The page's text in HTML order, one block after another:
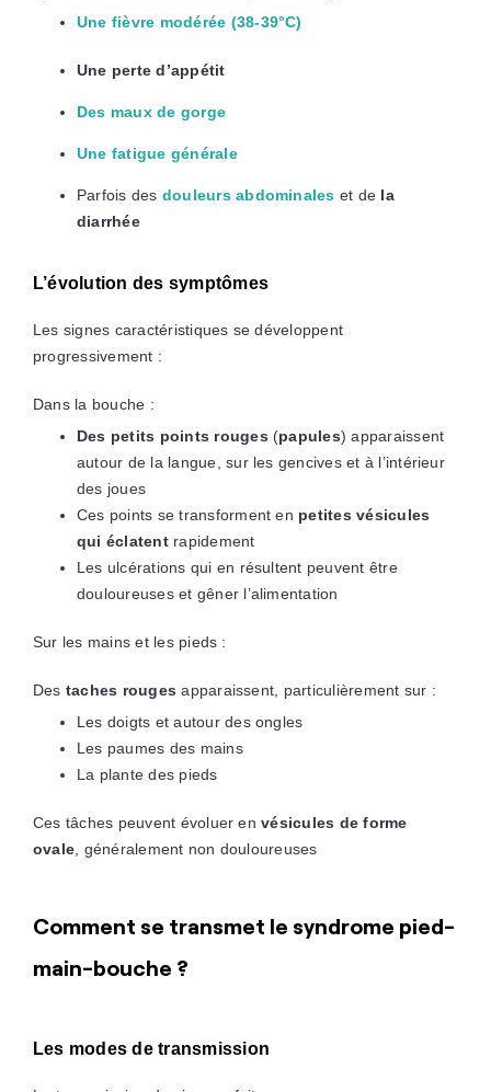
Une fièvre modérée (38-39°C)
Une perte d’appétit
Des maux de gorge
Une fatigue générale
Parfois des douleurs abdominales et de la
diarrhée
L’évolution des symptômes
Les signes caractéristiques se développent
progressivement :
Dans la bouche :
Des petits points rouges (papules) apparaissent
autour de la langue, sur les gencives et à l’intérieur
des joues
Ces points se transforment en petites vésicules
qui éclatentrapidement
Les ulcérations qui en résultent peuvent être
douloureuses et gêner l’alimentation
Sur les mains et les pieds :
Des taches rouges apparaissent, particulièrement sur :
Les doigts et autour des ongles
Les paumes des mains
La plante des pieds
Ces tâches peuvent évoluer envésicules de forme
ovale , généralement non douloureuses
Comment se transmet le syndrome pied-
main-bouche ?
Les modes de transmission